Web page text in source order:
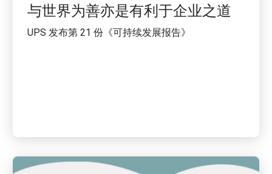
与世界为善亦是有利于企业之道
UPS 发布第 21 份《可持续发展报告》